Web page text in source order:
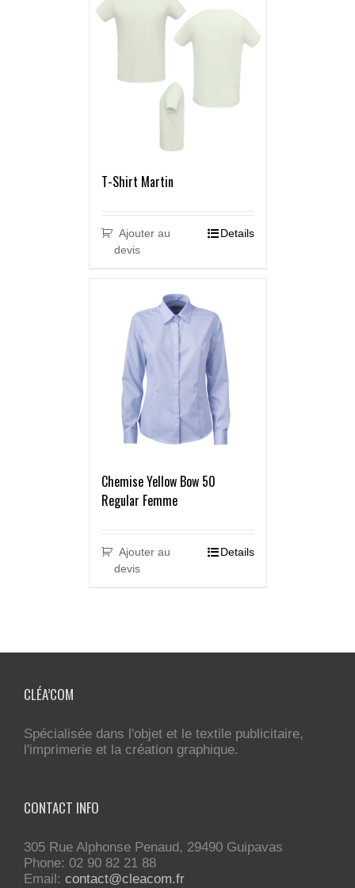
T-Shirt Martin
Ajouter au
devis
Details
Chemise Yellow Bow 50
Regular Femme
Ajouter au
devis
Details
CLÉA’COM
Spécialisée dans l'objet et le textile publicitaire,
l'imprimerie et la création graphique.
CONTACT INFO
305 Rue Alphonse Penaud, 29490 Guipavas
Phone: 02 90 82 21 88
Email: contact@cleacom.fr